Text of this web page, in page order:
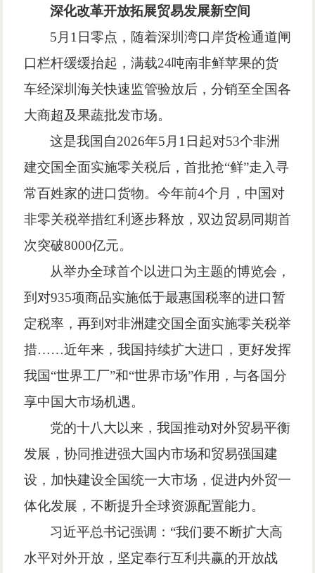
深化改革开放拓展贸易发展新空间
5 月 1 日零点，随着深圳湾口岸货检通道闸
口栏杆缓缓抬起，满载24吨南非鲜苹果的货
车经深圳海关快速监管验放后，分销至全国各
大商超及果蔬批发市场。
这是我国自2026年5 月 1 日起对53个非洲
建交国全面实施零关税后，首批抢“鲜”走入寻
常百姓家的进口货物。今年前4个月，中国对
非零关税举措红利逐步释放，双边贸易同期首
次突破8000亿元。
从举办全球首个以进口为主题的博览会，
到对935项商品实施低于最惠国税率的进口暂
定税率，再到对非洲建交国全面实施零关税举
措……近年来，我国持续扩大进口，更好发挥
我国“世界工厂”和“世界市场”作用，与各国分
享中国大市场机遇。
党的十八大以来，我国推动对外贸易平衡
发展，协同推进强大国内市场和贸易强国建
设，加快建设全国统一大市场，促进内外贸一
体化发展，不断提升全球资源配置能力。
习近平总书记强调： “我们要不断扩大高
水平对外开放，坚定奉行互利共赢的开放战